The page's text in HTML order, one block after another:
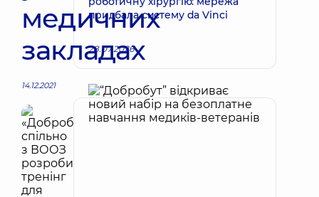
медичних
закладах
14.12.2021
придбала систему da Vinci
28.07.2026